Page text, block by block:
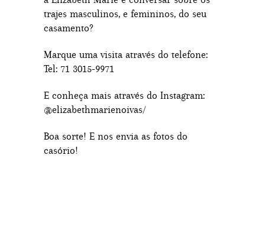
trajes masculinos, e femininos, do seu
casamento?
Marque uma visita através do telefone:
Tel: 71 3015-9971
E conheça mais através do Instagram:
@elizabethmarienoivas/
Boa sorte! E nos envia as fotos do
casório!